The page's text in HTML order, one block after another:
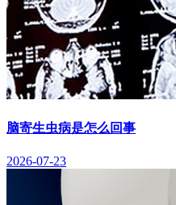
脑寄生虫病是怎么回事
2026-07-23